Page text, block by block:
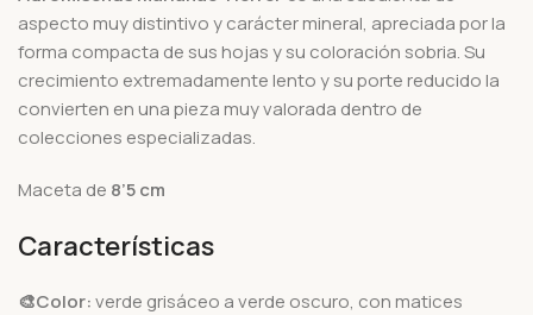
aspecto muy distintivo y carácter mineral, apreciada por la
forma compacta de sus hojas y su coloración sobria. Su
crecimiento extremadamente lento y su porte reducido la
convierten en una pieza muy valorada dentro de
colecciones especializadas.
Maceta de 8’5 cm
Características
🎨Color:verde grisáceo a verde oscuro, con matices